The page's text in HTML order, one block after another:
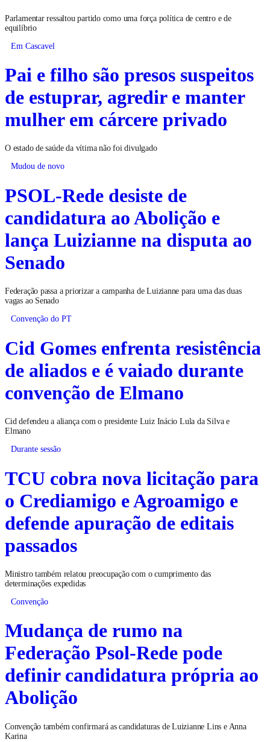
Parlamentar ressaltou partido como uma força política de centro e de
equilíbrio
Em Cascavel
Pai e filho são presos suspeitos
de estuprar, agredir e manter
mulher em cárcere privado
O estado de saúde da vítima não foi divulgado
Mudou de novo
PSOL-Rede desiste de
candidatura ao Abolição e
lança Luizianne na disputa ao
Senado
Federação passa a priorizar a campanha de Luizianne para uma das duas
vagas ao Senado
Convenção do PT
Cid Gomes enfrenta resistência
de aliados e é vaiado durante
convenção de Elmano
Cid defendeu a aliança com o presidente Luiz Inácio Lula da Silva e
Elmano
Durante sessão
TCU cobra nova licitação para
o Crediamigo e Agroamigo e
defende apuração de editais
passados
Ministro também relatou preocupação com o cumprimento das
determinações expedidas
Convenção
Mudança de rumo na
Federação Psol-Rede pode
definir candidatura própria ao
Abolição
Convenção também confirmará as candidaturas de Luizianne Lins e Anna
Karina